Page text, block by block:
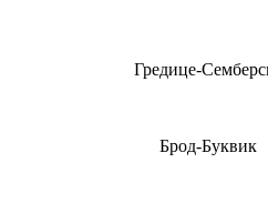
Гредице-
Брод-Буквик